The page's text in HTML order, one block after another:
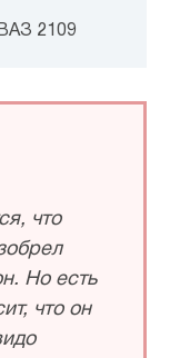
2109
что
Но есть
что он